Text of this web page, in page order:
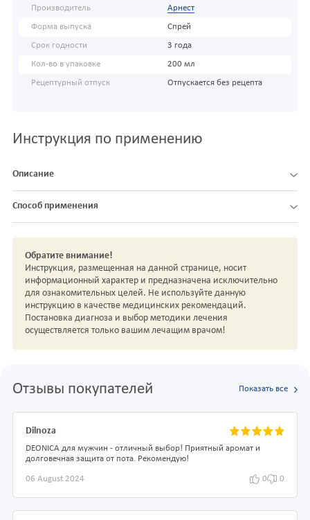
Производитель Арнест
Форма выпуска Спрей
Срок годности 3 года
Кол-во в упаковке 200 мл
Рецептурный отпуск Отпускается без рецепта
Инструкция по применению
Описание
Способ применения
Обратите внимание!
Инструкция, размещенная на данной странице, носит
информационный характер и предназначена исключительно
для ознакомительных целей. Не используйте данную
инструкцию в качестве медицинских рекомендаций.
Постановка диагноза и выбор методики лечения
осуществляется только вашим лечащим врачом!
Отзывы покупателей Показать все
Dilnoza
DEONICA для мужчин - отличный выбор! Приятный аромат и
долговечная защита от пота. Рекомендую!
06 August 2024 0 0